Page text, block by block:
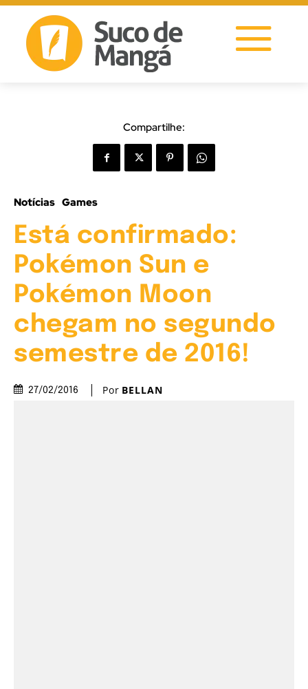
Compartilhe:
Notícias Games
Está confirmado:
Pokémon Sun e
Pokémon Moon
chegam no segundo
semestre de 2016!
27/02/2016 Por BELLAN